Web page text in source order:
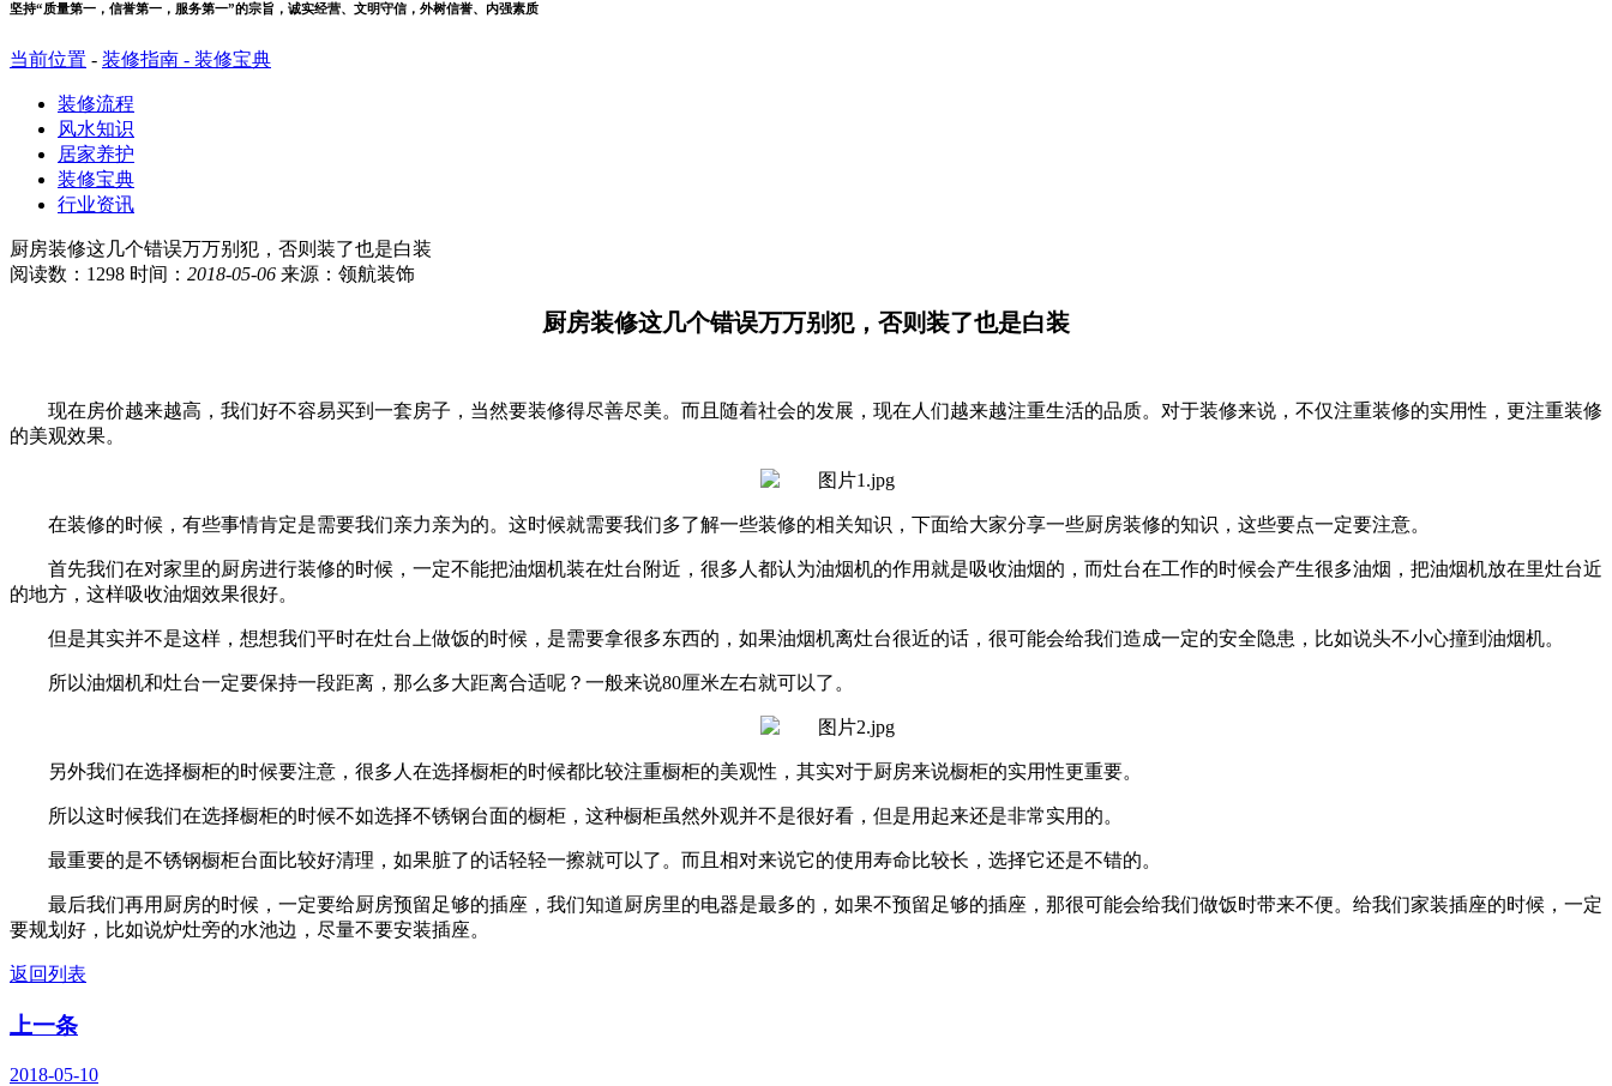
坚持“质量第一，信誉第一，服务第一”的宗旨，诚实经营、文明守信，外树信誉、内强素质
当前位置 - 装修指南 - 装修宝典
装修流程
风水知识
居家养护
装修宝典
行业资讯
厨房装修这几个错误万万别犯，否则装了也是白装
阅读数：1298 时间： 2018-05-06 来源：领航装饰
厨房装修这几个错误万万别犯，否则装了也是白装
现在房价越来越高，我们好不容易买到一套房子，当然要装修得尽善尽美。而且随着社会的发展，现在人们越来越注重生活的品质。对于装修来说，不仅注重装修的实用性，更注重装修
的美观效果。
在装修的时候，有些事情肯定是需要我们亲力亲为的。这时候就需要我们多了解一些装修的相关知识，下面给大家分享一些厨房装修的知识，这些要点一定要注意。
首先我们在对家里的厨房进行装修的时候，一定不能把油烟机装在灶台附近，很多人都认为油烟机的作用就是吸收油烟的，而灶台在工作的时候会产生很多油烟，把油烟机放在里灶台近
的地方，这样吸收油烟效果很好。
但是其实并不是这样，想想我们平时在灶台上做饭的时候，是需要拿很多东西的，如果油烟机离灶台很近的话，很可能会给我们造成一定的安全隐患，比如说头不小心撞到油烟机。
所以油烟机和灶台一定要保持一段距离，那么多大距离合适呢？一般来说80厘米左右就可以了。
另外我们在选择橱柜的时候要注意，很多人在选择橱柜的时候都比较注重橱柜的美观性，其实对于厨房来说橱柜的实用性更重要。
所以这时候我们在选择橱柜的时候不如选择不锈钢台面的橱柜，这种橱柜虽然外观并不是很好看，但是用起来还是非常实用的。
最重要的是不锈钢橱柜台面比较好清理，如果脏了的话轻轻一擦就可以了。而且相对来说它的使用寿命比较长，选择它还是不错的。
最后我们再用厨房的时候，一定要给厨房预留足够的插座，我们知道厨房里的电器是最多的，如果不预留足够的插座，那很可能会给我们做饭时带来不便。给我们家装插座的时候，一定
要规划好，比如说炉灶旁的水池边，尽量不要安装插座。
返回列表
上一条
2018-05-10